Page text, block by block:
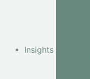
Insights